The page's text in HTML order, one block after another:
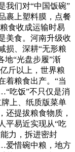
我们对“中国饭碗”
裹上塑料膜，点餐
食收成运输时易
美食。河南升级收
损、深耕“无形粮
地“光盘步履”渐
斤以上，世界粮
着粮食出产。“当
吃饭”不只仅是消
上、纸质版菜单
还提拔粮食物质，
平易近实现从“吃
力，拆进密封
爱惜碗中粮，地方